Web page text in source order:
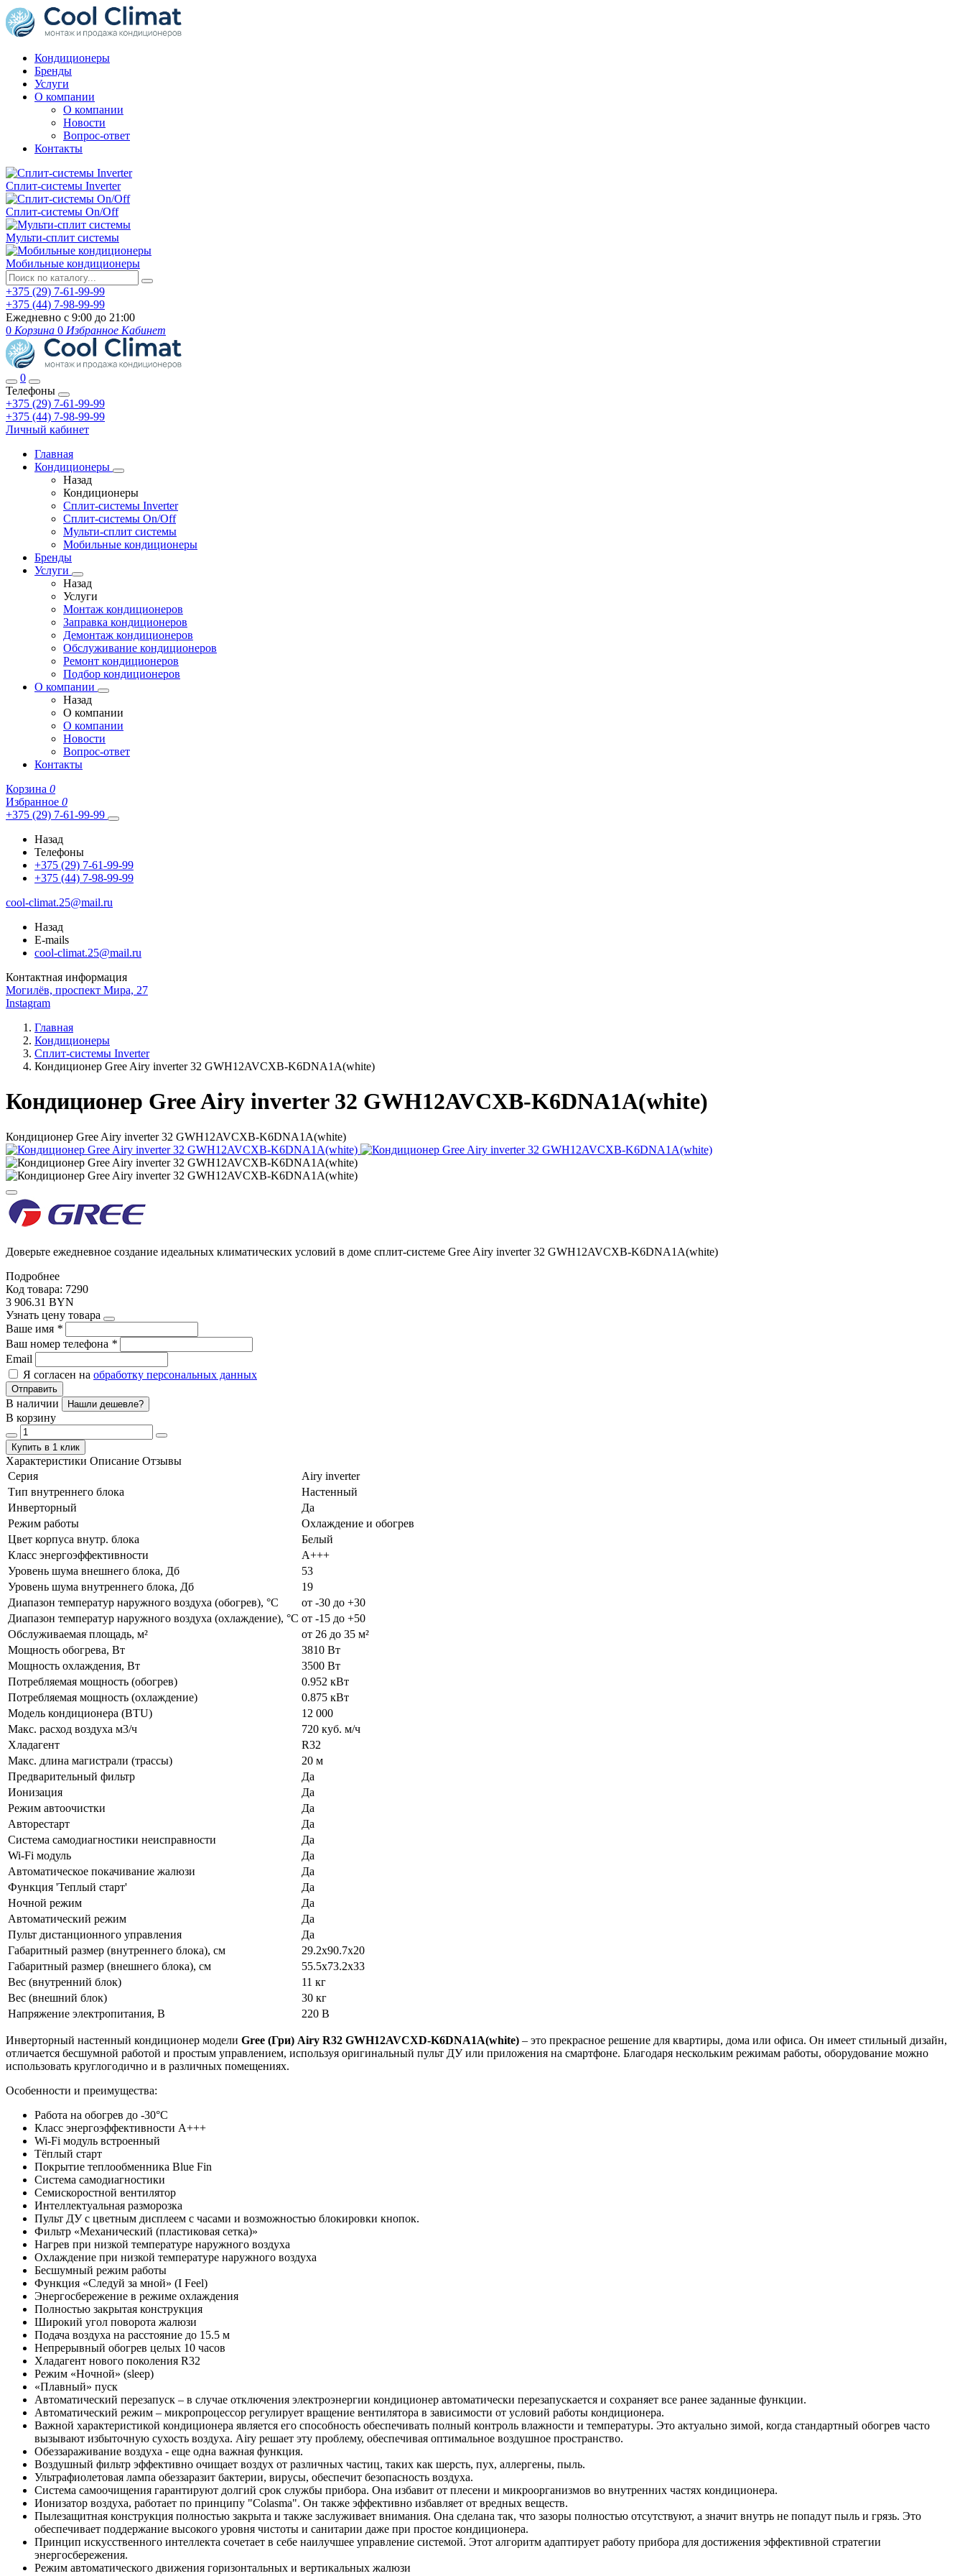
Кондиционеры
Бренды
Услуги
О компании
О компании
Новости
Вопрос-ответ
Контакты
Сплит-системы Inverter
Сплит-системы On/Off
Мульти-сплит системы
Мобильные кондиционеры
+375 (29) 7-61-99-99
+375 (44) 7-98-99-99
Ежедневно с 9:00 до 21:00
0 Корзина 0 Избранное Кабинет
0
Телефоны
+375 (29) 7-61-99-99
+375 (44) 7-98-99-99
Личный кабинет
Главная
Кондиционеры
Назад
Кондиционеры
Сплит-системы Inverter
Сплит-системы On/Off
Мульти-сплит системы
Мобильные кондиционеры
Бренды
Услуги
Назад
Услуги
Монтаж кондиционеров
Заправка кондиционеров
Демонтаж кондиционеров
Обслуживание кондиционеров
Ремонт кондиционеров
Подбор кондиционеров
О компании
Назад
О компании
О компании
Новости
Вопрос-ответ
Контакты
Корзина 0
Избранное 0
+375 (29) 7-61-99-99
Назад
Телефоны
+375 (29) 7-61-99-99
+375 (44) 7-98-99-99
cool-climat.25@mail.ru
Назад
E-mails
cool-climat.25@mail.ru
Контактная информация
Могилёв, проспект Мира, 27
Instagram
Главная
Кондиционеры
Сплит-системы Inverter
Кондиционер Gree Airy inverter 32 GWH12AVCXB-K6DNA1А(white)
Кондиционер Gree Airy inverter 32 GWH12AVCXB-K6DNA1А(white)
Кондиционер Gree Airy inverter 32 GWH12AVCXB-K6DNA1А(white)
Доверьте ежедневное создание идеальных климатических условий в доме сплит-системе Gree Airy inverter 32 GWH12AVCXB-K6DNA1А(white)
Подробнее
Код товара: 7290
3 906.31 BYN
Узнать цену товара
Ваше имя *
Ваш номер телефона *
Email
Я согласен на обработку персональных данных
Отправить
В наличии Нашли дешевле?
В корзину
Купить в 1 клик
Характеристики Описание Отзывы
Серия
Airy inverter
Тип внутреннего блока
Настенный
Инверторный
Да
Режим работы
Охлаждение и обогрев
Цвет корпуса внутр. блока
Белый
Класс энергоэффективности
А+++
Уровень шума внешнего блока, Дб
53
Уровень шума внутреннего блока, Дб
19
Диапазон температур наружного воздуха (обогрев), °C
от -30 до +30
Диапазон температур наружного воздуха (охлаждение), °C от -15 до +50
Обслуживаемая площадь, м²
от 26 до 35 м²
Мощность обогрева, Вт
3810 Вт
Мощность охлаждения, Вт
3500 Вт
Потребляемая мощность (обогрев)
0.952 кВт
Потребляемая мощность (охлаждение)
0.875 кВт
Модель кондиционера (BTU)
12 000
Макс. расход воздуха м3/ч
720 куб. м/ч
Хладагент
R32
Макс. длина магистрали (трассы)
20 м
Предварительный фильтр
Да
Ионизация
Да
Режим автоочистки
Да
Авторестарт
Да
Система самодиагностики неисправности
Да
Wi-Fi модуль
Да
Автоматическое покачивание жалюзи
Да
Функция 'Теплый старт'
Да
Ночной режим
Да
Автоматический режим
Да
Пульт дистанционного управления
Да
Габаритный размер (внутреннего блока), см
29.2x90.7x20
Габаритный размер (внешнего блока), см
55.5x73.2x33
Вес (внутренний блок)
11 кг
Вес (внешний блок)
30 кг
Напряжение электропитания, В
220 В
Инверторный настенный кондиционер модели Gree (Гри) Airy R32 GWH12AVCXD-K6DNA1A(white) – это прекрасное решение для квартиры, дома или офиса. Он имеет стильный дизайн,
отличается бесшумной работой и простым управлением, используя оригинальный пульт ДУ или приложения на смартфоне. Благодаря нескольким режимам работы, оборудование можно
использовать круглогодично и в различных помещениях.
Особенности и преимущества:
Работа на обогрев до -30°С
Класс энергоэффективности A+++
Wi-Fi модуль встроенный
Тёплый старт
Покрытие теплообменника Blue Fin
Система самодиагностики
Семискоростной вентилятор
Интеллектуальная разморозка
Пульт ДУ с цветным дисплеем с часами и возможностью блокировки кнопок.
Фильтр «Механический (пластиковая сетка)»
Нагрев при низкой температуре наружного воздуха
Охлаждение при низкой температуре наружного воздуха
Бесшумный режим работы
Функция «Следуй за мной» (I Feel)
Энергосбережение в режиме охлаждения
Полностью закрытая конструкция
Широкий угол поворота жалюзи
Подача воздуха на расстояние до 15.5 м
Непрерывный обогрев целых 10 часов
Хладагент нового поколения R32
Режим «Ночной» (sleep)
«Плавный» пуск
Автоматический перезапуск – в случае отключения электроэнергии кондиционер автоматически перезапускается и сохраняет все ранее заданные функции.
Автоматический режим – микропроцессор регулирует вращение вентилятора в зависимости от условий работы кондиционера.
Важной характеристикой кондиционера является его способность обеспечивать полный контроль влажности и температуры. Это актуально зимой, когда стандартный обогрев часто
вызывают избыточную сухость воздуха. Airy решает эту проблему, обеспечивая оптимальное воздушное пространство.
Обеззараживание воздуха - еще одна важная функция.
Воздушный фильтр эффективно очищает воздух от различных частиц, таких как шерсть, пух, аллергены, пыль.
Ультрафиолетовая лампа обеззаразит бактерии, вирусы, обеспечит безопасность воздуха.
Система самоочищения гарантируют долгий срок службы прибора. Она избавит от плесени и микроорганизмов во внутренних частях кондиционера.
Ионизатор воздуха, работает по принципу "Colasma". Он также эффективно избавляет от вредных веществ.
Пылезащитная конструкция полностью закрыта и также заслуживает внимания. Она сделана так, что зазоры полностью отсутствуют, а значит внутрь не попадут пыль и грязь. Это
обеспечивает поддержание высокого уровня чистоты и санитарии даже при простое кондиционера.
Принцип искусственного интеллекта сочетает в себе наилучшее управление системой. Этот алгоритм адаптирует работу прибора для достижения эффективной стратегии
энергосбережения.
Режим автоматического движения горизонтальных и вертикальных жалюзи